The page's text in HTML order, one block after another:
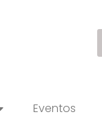
Eventos